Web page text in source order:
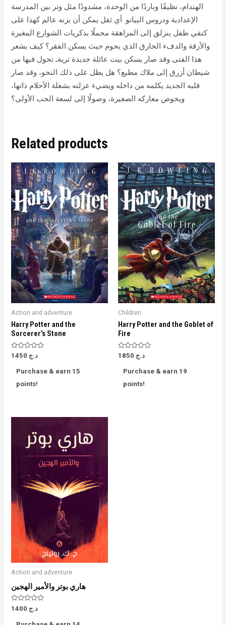
الهندام، نظيفًا وباردًا من الوحدة، مشدودًا مثل وتر بين المدرسة
الإعدادية ودروس البيانو. أي ثقل يمكن أن يزنه عالم كهذا على
كتفي طفل ينزلق إلى المراهقة محملًا بذكريات الشوارع المغبرة
والأزقة والدفء الحارق الذي يحوم حيث يسكن الفقر؟ كيف يشعر
هذا الفتى وقد صار يسكن بيت عائلة جديدة ثريةـ تحول فيها من
شيطان أزرق إلى ملاك مطيع؟ هل يظل على ذلك النحو، وقد صار
قلبه الجديد يكلمه من داخله ويضيء عزلته بشعلة الأحلام ذاتها،
ويخوص معاركه الصغيرة، وصولًا إلى لسعة الحب الأولى؟
Related products
Action and adventure
Harry Potter and the
Sorcerer’s Stone
Rated
of
د.ج
Purchase & earn 15
points!
Children
Harry Potter and the Goblet of
Fire
Rated د.ج
Purchase & earn 19
points!
Action and adventure
هاري بوتر والأمير الهجين
Rated
0
د.ج